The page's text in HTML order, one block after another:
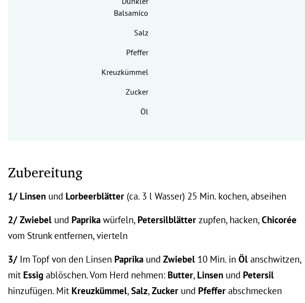
Balsamico
Salz
Pfeffer
Kreuzkümmel
Zucker
Öl
Zubereitung
1/ Linsen und Lorbeerblätter (ca. 3 l Wasser) 25 Min. kochen, abseihen
2/ Zwiebel und Paprika würfeln, Petersilblätter zupfen, hacken,Chicorée
vom Strunk entfernen, vierteln
3/ Im Topf von den Linsen Paprika und Zwiebel 10 Min. in Öl anschwitzen,
mit Essig ablöschen. Vom Herd nehmen: Butter, Linsen und Petersil
hinzufügen. Mit Kreuzkümmel,Salz,Zucker und Pfeffer abschmecken